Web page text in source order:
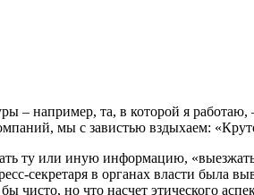
– например, та, в которой я
мы с завистью вздыхаем:
ту или иную информацию,
секретаря в органах власти была
но что насчет этического